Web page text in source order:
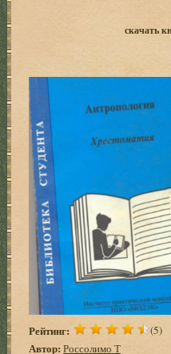
скачать
Рейтинг: (5)
Автор: Россолимо Т